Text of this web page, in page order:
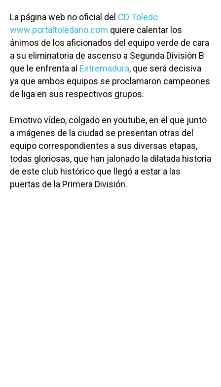
La página web no oficial del CD Toledo
www.portaltoledano.com quiere calentar los
ánimos de los aficionados del equipo verde de cara
a su eliminatoria de ascenso a Segunda División B
que le enfrenta al Extremadura, que será decisiva
ya que ambos equipos se proclamaron campeones
de liga en sus respectivos grupos.
Emotivo vídeo, colgado en youtube, en el que junto
a imágenes de la ciudad se presentan otras del
equipo correspondientes a sus diversas etapas,
todas gloriosas, que han jalonado la dilatada historia
de este club histórico que llegó a estar a las
puertas de la Primera División.